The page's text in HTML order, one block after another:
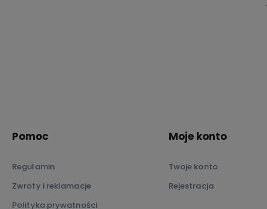
Pomoc
Regulamin
Zwroty i reklamacje
Polityka prywatności
Moje konto
Twoje konto
Rejestracja